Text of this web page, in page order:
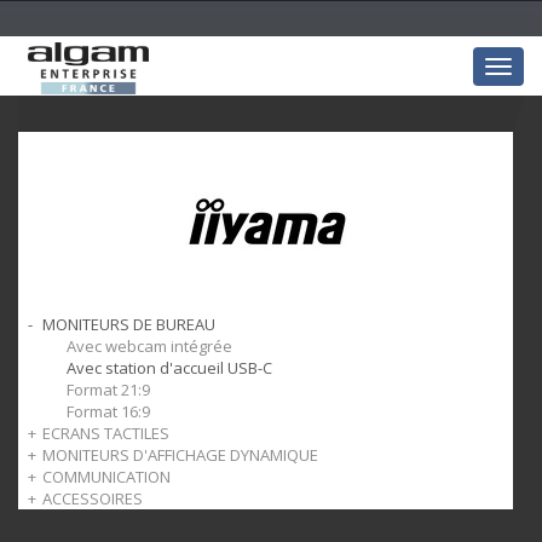
MONITEURS DE BUREAU
Avec webcam intégrée
Avec station d'accueil USB-C
Format 21:9
Format 16:9
ECRANS TACTILES
Tactile pro avec Android OS
Tactile résistif
Tactile Capacitif Projeté
MONITEURS D'AFFICHAGE DYNAMIQUE
Dynamique paysage
Dynamique paysage + portrait 24/7
COMMUNICATION
Webcam & enceinte
ACCESSOIRES